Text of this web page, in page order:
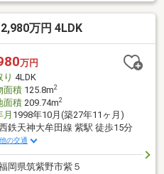
広々と使えるゆとりの４ＬＤ
に面しているため日当たりも
徒歩１４分。二日市東小学校ま
心で便利な住環境が魅力的。
。リフォーム済みの素敵な住
様からのお問い合わせをお待
万円 4LDK
万円
り 4LDK
面積125.8m2
面積209.74m2
月 1998年10月(築27年11ヶ月)
鉄天神大牟田線 紫駅 徒歩15分
の交通
岡県筑紫野市紫５